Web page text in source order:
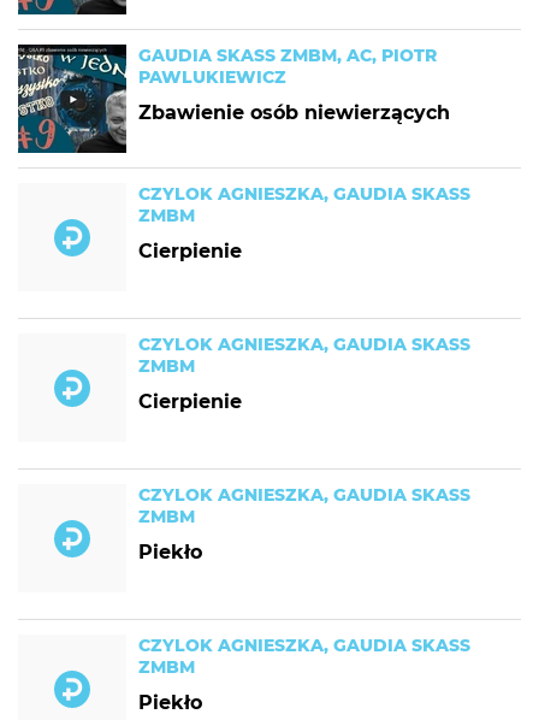
GAUDIA SKASS ZMBM, AC, PIOTR
PAWLUKIEWICZ
Zbawienie osób niewierzących
CZYLOK AGNIESZKA, GAUDIA SKASS
ZMBM
Cierpienie
CZYLOK AGNIESZKA, GAUDIA SKASS
ZMBM
Cierpienie
CZYLOK AGNIESZKA, GAUDIA SKASS
ZMBM
Piekło
CZYLOK AGNIESZKA, GAUDIA SKASS
ZMBM
Piekło